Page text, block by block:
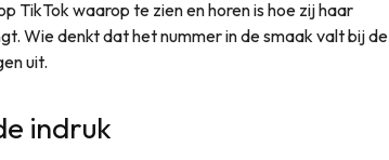
TikTok waarop te zien en horen is hoe zij haar
Wie denkt dat het nummer in de smaak valt bij de
uit.
indruk